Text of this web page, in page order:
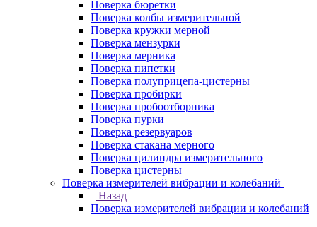
Поверка бюретки
Поверка колбы измерительной
Поверка кружки мерной
Поверка мензурки
Поверка мерника
Поверка пипетки
Поверка полуприцепа-цистерны
Поверка пробирки
Поверка пробоотборника
Поверка пурки
Поверка резервуаров
Поверка стакана мерного
Поверка цилиндра измерительного
Поверка цистерны
Поверка измерителей вибрации и колебаний
Назад
Поверка измерителей вибрации и колебаний